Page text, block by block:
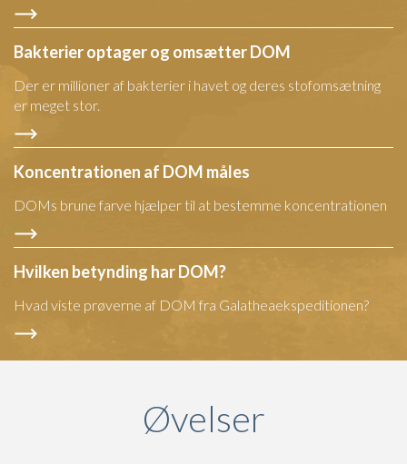
Bakterier optager og omsætter DOM
Der er millioner af bakterier i havet og deres stofomsætning
er meget stor.
Koncentrationen af DOM måles
DOMs brune farve hjælper til at bestemme koncentrationen
Hvilken betynding har DOM?
Hvad viste prøverne af DOM fra Galatheaekspeditionen?
Øvelser